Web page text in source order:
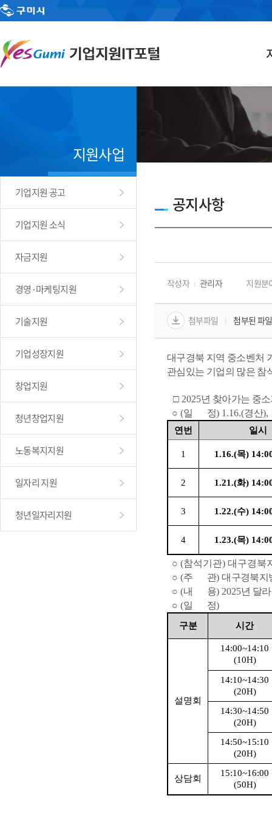
지원사업
기업지원 공고
기업지원 소식
자금지원
경영·마케팅지원
기술지원
기업성장지원
창업지원
청년창업지원
노동복지지원
일자리 지원
청년일자리지원
공지사항
작성자 관리자 지원분
첨부파일 첨부된 파
대구경북 지역 중소벤처
관심있는 기업의 많은 참
□ 2025년 찾아가는 중
○ (일       정) 1.16.(경산),
연번 일시
1 1.16.(목)
2 1.21.(화)
3 1.22.(수)
4 1.23.(목)
○ (참석기관) 대구경북
○ (주       관) 대구경북지
○ (내       용) 2025년 달
○ (일       정)
구분 시간
설명회
14:00~14:10
(10H)
14:10~14:30
(20H)
14:30~14:50
(20H)
14:50~15:10
(20H)
상담회
15:10~16:00
(50H)